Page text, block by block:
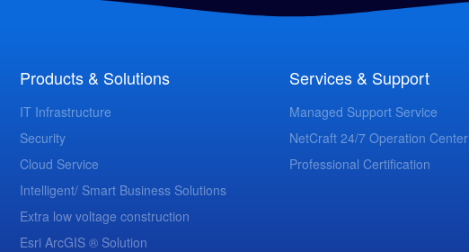
Products & Solutions
IT Infrastructure
Security
Cloud Service
Intelligent/ Smart Business Solutions
Extra low voltage construction
Esri ArcGIS ® Solution
Services & Support
Managed Support Service
NetCraft 24/7 Operation Center
Professional Certification